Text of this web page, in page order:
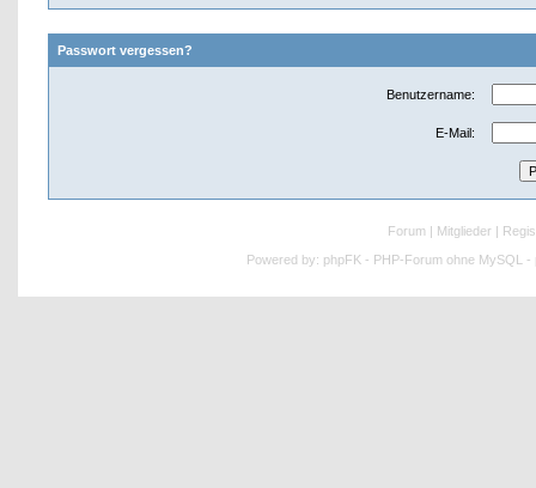
Passwort vergessen?
Benutzername:
E-Mail:
Forum Mitglieder
Powered by: phpFK - PHP-Forum ohne MySQL -